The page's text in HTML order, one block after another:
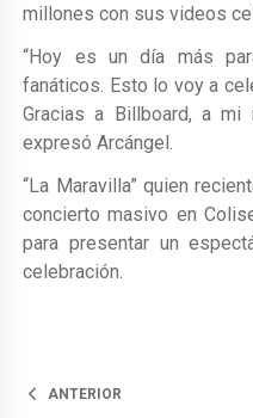
millones con sus videos
“Hoy es un día más
fanáticos. Esto lo voy a
Gracias a Billboard, a mi
expresó Arcángel.
“La Maravilla” quien
concierto masivo en
para presentar un
celebración.
ANTERIOR